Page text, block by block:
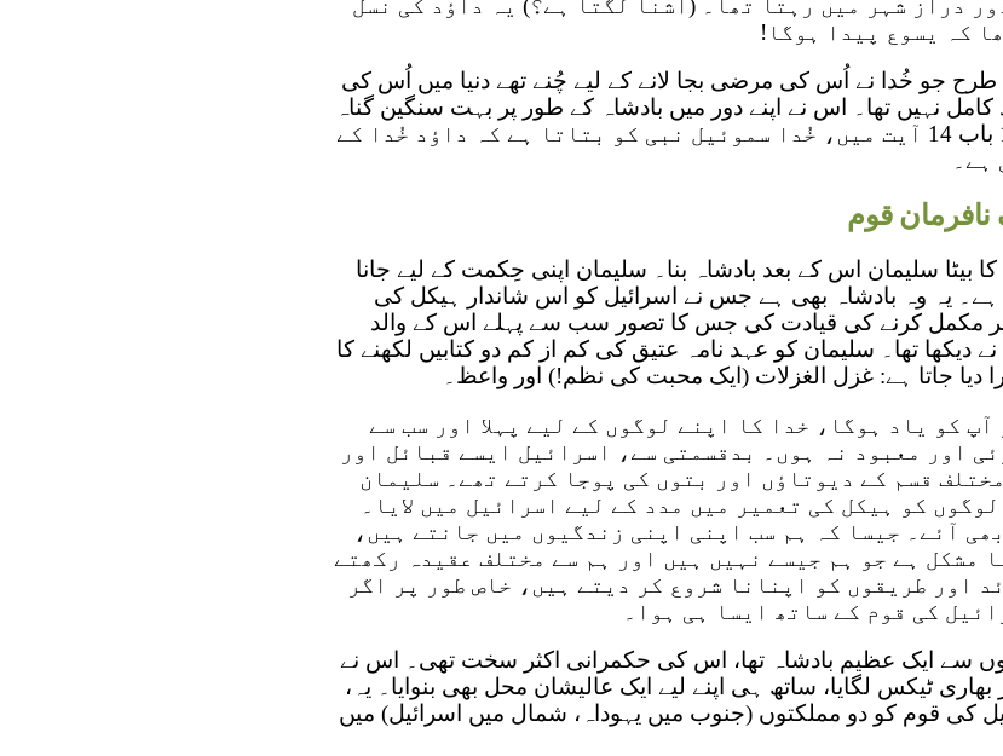
کہ یسوع پیدا ہوگا!
طرح جو خُدا نے اُس کی مرضی بجا لانے کے لیے چُنے تھے دنیا میں اُس کی
کامل نہیں تھا۔ اس نے اپنے دور میں بادشاہ کے طور پر بہت سنگین گناہ
کیے تھے۔ پھر بھی، 1 سموئیل 13 باب 14 آیت میں، خُدا سموئیل نبی کو بتاتا ہے کہ داؤد خُدا کے
نافرمان قوم
کا بیٹا سلیمان اس کے بعد بادشاہ بنا۔ سلیمان اپنی حِکمت کے لیے جانا
ہے۔ یہ وہ بادشاہ بھی ہے جس نے اسرائیل کو اس شاندار ہیکل کی
مکمل کرنے کی قیادت کی جس کا تصور سب سے پہلے اس کے والد
نے دیکھا تھا۔ سلیمان کو عہد نامہ عتیق کی کم از کم دو کتابیں لکھنے کا
دیا جاتا ہے: غزل الغزلات (ایک محبت کی نظم!) اور واعظ۔
آپ کو یاد ہوگا، خدا کا اپنے لوگوں کے لیے پہلا اور سب سے
اور معبود نہ ہوں۔ بدقسمتی سے، اسرائیل ایسے قبائل اور
قسم کے دیوتاؤں اور بتوں کی پوجا کرتے تھے۔ سلیمان
کو ہیکل کی تعمیر میں مدد کے لیے اسرائیل میں لایا۔
آئے۔ جیسا کہ ہم سب اپنی اپنی زندگیوں میں جانتے ہیں،
مشکل ہے جو ہم جیسے نہیں ہیں اور ہم سے مختلف عقیدہ رکھتے
اور طریقوں کو اپنانا شروع کر دیتے ہیں، خاص طور پر اگر
کی قوم کے ساتھ ایسا ہی ہوا۔
سے ایک عظیم بادشاہ تھا، اس کی حکمرانی اکثر سخت تھی۔ اس نے
ٹیکس لگایا، ساتھ ہی اپنے لیے ایک عالیشان محل بھی بنوایا۔ یہ،
کی قوم کو دو مملکتوں (جنوب میں یہوداہ، شمال میں اسرائیل) میں